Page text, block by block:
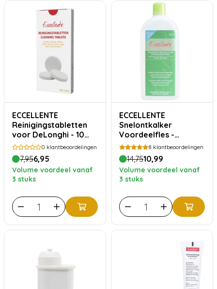
ECCELLENTE
Reinigingstabletten
voor DeLonghi - 10
stuks
0 klantbeoordelingen
7,956,95
Volume voordeel vanaf
3 stuks
ECCELLENTE
Snelontkalker
Voordeelfles -
Melkzuur
8 klantbeoordelingen
14,7510,99
Volume voordeel vanaf
3 stuks